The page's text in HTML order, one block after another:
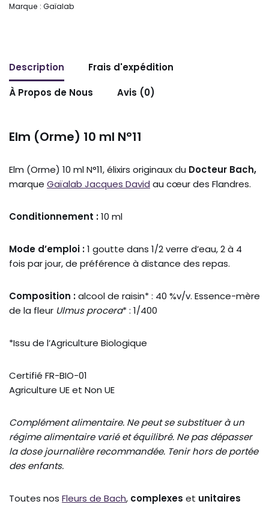
Marque : Gaïalab
Description
Frais d'expédition
À Propos de Nous
Avis (0)
Elm (Orme) 10 ml N°11
Elm (Orme) 10 ml N°11, élixirs originaux du Docteur Bach,
marque Gaïalab Jacques David au cœur des Flandres.
Conditionnement :10 ml
Mode d’emploi :1 goutte dans 1/2 verre d’eau, 2 à 4
fois par jour, de préférence à distance des repas.
Composition :alcool de raisin* : 40 %v/v. Essence-mère
de la fleur Ulmus procera* : 1/400
*Issu de l’Agriculture Biologique
Certifié FR-BIO-01
Agriculture UE et Non UE
Complément alimentaire. Ne peut se substituer à un
régime alimentaire varié et équilibré. Ne pas dépasser
la dose journalière recommandée. Tenir hors de portée
des enfants.
Toutes nos Fleurs de Bach, complexes et unitaires